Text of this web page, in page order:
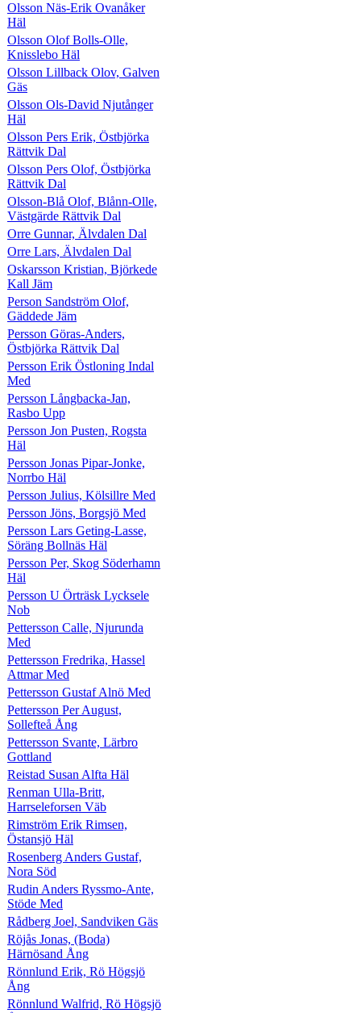
Olsson Näs-Erik Ovanåker
Häl
Olsson Olof Bolls-Olle,
Knisslebo Häl
Olsson Lillback Olov, Galven
Gäs
Olsson Ols-David Njutånger
Häl
Olsson Pers Erik, Östbjörka
Rättvik Dal
Olsson Pers Olof, Östbjörka
Rättvik Dal
Olsson-Blå Olof, Blånn-Olle,
Västgärde Rättvik Dal
Orre Gunnar, Älvdalen Dal
Orre Lars, Älvdalen Dal
Oskarsson Kristian, Björkede
Kall Jäm
Person Sandström Olof,
Gäddede Jäm
Persson Göras-Anders,
Östbjörka Rättvik Dal
Persson Erik Östloning Indal
Med
Persson Långbacka-Jan,
Rasbo Upp
Persson Jon Pusten, Rogsta
Häl
Persson Jonas Pipar-Jonke,
Norrbo Häl
Persson Julius, Kölsillre Med
Persson Jöns, Borgsjö Med
Persson Lars Geting-Lasse,
Söräng Bollnäs Häl
Persson Per, Skog Söderhamn
Häl
Persson U Örträsk Lycksele
Nob
Pettersson Calle, Njurunda
Med
Pettersson Fredrika, Hassel
Attmar Med
Pettersson Gustaf Alnö Med
Pettersson Per August,
Sollefteå Ång
Pettersson Svante, Lärbro
Gottland
Reistad Susan Alfta Häl
Renman Ulla-Britt,
Harrseleforsen Väb
Rimström Erik Rimsen,
Östansjö Häl
Rosenberg Anders Gustaf,
Nora Söd
Rudin Anders Ryssmo-Ante,
Stöde Med
Rådberg Joel, Sandviken Gäs
Röjås Jonas, (Boda)
Härnösand Ång
Rönnlund Erik, Rö Högsjö
Ång
Rönnlund Walfrid, Rö Högsjö